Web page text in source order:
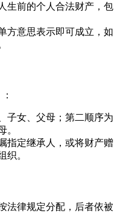
生前的个人合法财产，包
方意思表示即可成立，如
子女、父母；第二顺序为
。
指定继承人，或将财产赠
织。
法律规定分配，后者依被